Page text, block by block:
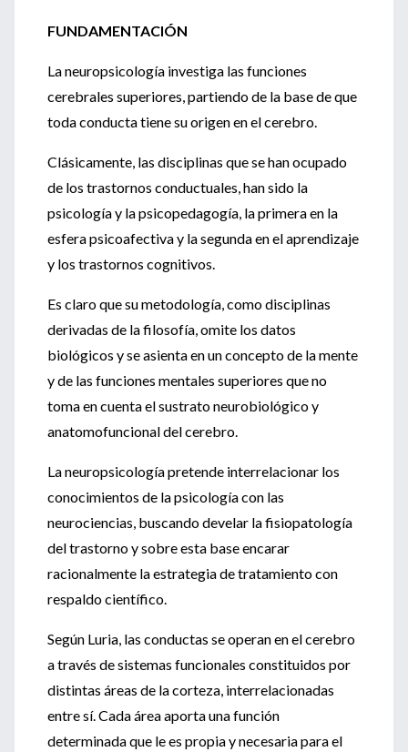
FUNDAMENTACIÓN
La neuropsicología investiga las funciones
cerebrales superiores, partiendo de la base de que
toda conducta tiene su origen en el cerebro.
Clásicamente, las disciplinas que se han ocupado
de los trastornos conductuales, han sido la
psicología y la psicopedagogía, la primera en la
esfera psicoafectiva y la segunda en el aprendizaje
y los trastornos cognitivos.
Es claro que su metodología, como disciplinas
derivadas de la filosofía, omite los datos
biológicos y se asienta en un concepto de la mente
y de las funciones mentales superiores que no
toma en cuenta el sustrato neurobiológico y
anatomofuncional del cerebro.
La neuropsicología pretende interrelacionar los
conocimientos de la psicología con las
neurociencias, buscando develar la fisiopatología
del trastorno y sobre esta base encarar
racionalmente la estrategia de tratamiento con
respaldo científico.
Según Luria, las conductas se operan en el cerebro
a través de sistemas funcionales constituidos por
distintas áreas de la corteza, interrelacionadas
entre sí. Cada área aporta una función
determinada que le es propia y necesaria para el